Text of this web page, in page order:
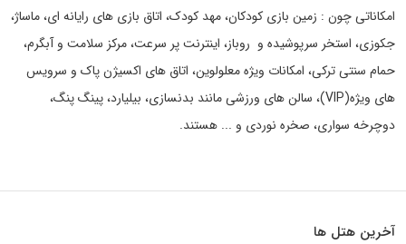
امکاناتی چون : زمین بازی کودکان، مهد کودک، اتاق بازی های رایانه ای، ماساژ،
جکوزی، استخر سرپوشیده و روباز، اینترنت پر سرعت، مرکز سلامت و آبگرم،
حمام سنتی ترکی، امکانات ویژه معلولوین، اتاق های اکسیژن پاک و سرویس
های ویژه(VIP)، سالن های ورزشی مانند بدنسازی، بیلیارد، پینگ پنگ،
دوچرخه سواری، صخره نوردی و ... هستند.
آخرین هتل ها